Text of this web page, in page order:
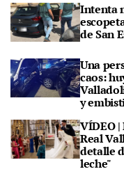
Intenta
de San
Una
caos:
y
VÍDEO
Real
detalle
leche"